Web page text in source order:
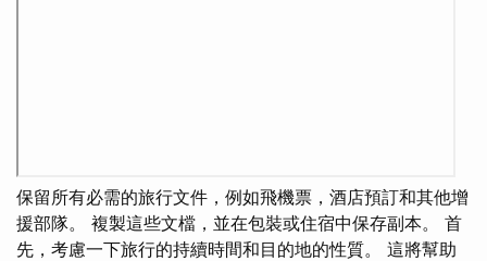
保留所有必需的旅行文件，例如飛機票，酒店預訂和其他增
援部隊。 複製這些文檔，並在包裝​​或住宿中保存副本。 首
先，考慮一下旅行的持續時間和目的地的性質。 這將幫助